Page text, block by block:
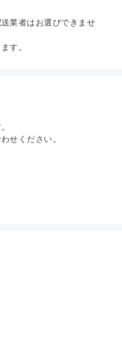
業者はお選びできませ
す。
せください。